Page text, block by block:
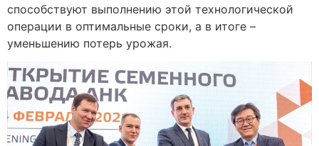
способствуют выполнению этой технологической
операции в оптимальные сроки, а в итоге –
уменьшению потерь урожая.